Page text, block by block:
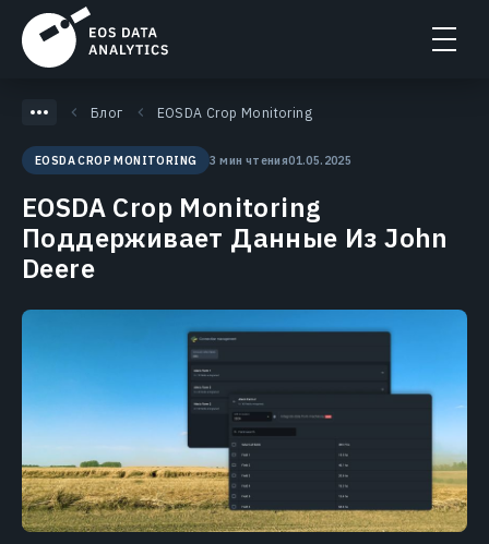
Блог EOSDA Crop Monitoring
EOSDA CROP MONITORING 3 мин чтения01.05.2025
EOSDA Crop Monitoring
Поддерживает Данные Из John
Deere